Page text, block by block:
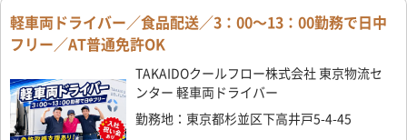
軽車両ドライバー／食品配送／3：00～13：00勤務で日中
フリー／AT普通免許OK
TAKAIDOクールフロー株式会社 東京物流セ
ンター 軽車両ドライバー
勤務地：東京都杉並区下高井戸5-4-45